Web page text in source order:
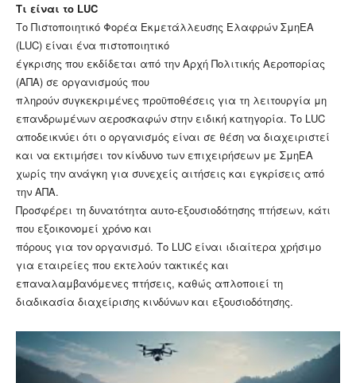
Τι είναι το LUC
Το Πιστοποιητικό Φορέα Εκμετάλλευσης Ελαφρών ΣμηΕΑ
(LUC) είναι ένα πιστοποιητικό
έγκρισης που εκδίδεται από την Αρχή Πολιτικής Αεροπορίας
(ΑΠΑ) σε οργανισμούς που
πληρούν συγκεκριμένες προϋποθέσεις για τη λειτουργία μη
επανδρωμένων αεροσκαφών στην ειδική κατηγορία. Το LUC
αποδεικνύει ότι ο οργανισμός είναι σε θέση να διαχειριστεί
και να εκτιμήσει τον κίνδυνο των επιχειρήσεων με ΣμηΕΑ
χωρίς την ανάγκη για συνεχείς αιτήσεις και εγκρίσεις από
την ΑΠΑ.
Προσφέρει τη δυνατότητα αυτο-εξουσιοδότησης πτήσεων, κάτι
που εξοικονομεί χρόνο και
πόρους για τον οργανισμό. Το LUC είναι ιδιαίτερα χρήσιμο
για εταιρείες που εκτελούν τακτικές και
επαναλαμβανόμενες πτήσεις, καθώς απλοποιεί τη
διαδικασία διαχείρισης κινδύνων και εξουσιοδότησης.